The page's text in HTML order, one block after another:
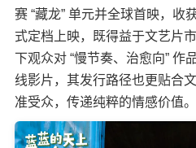
赛 “藏龙” 单元并全球首映，收
式定档上映，既得益于文艺片
下观众对 “慢节奏、治愈向” 作
线影片，其发行路径也更贴合
准受众，传递纯粹的情感价值。